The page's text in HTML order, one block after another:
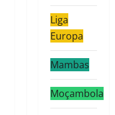
Liga
Europa
Mambas
Moçambola